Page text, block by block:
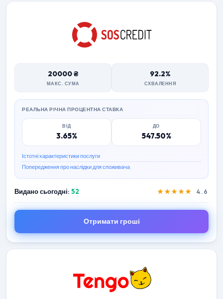
20000 ₴
МАКС. СУМА
92.2%
СХВАЛЕННЯ
РЕАЛЬНА РІЧНА ПРОЦЕНТНА СТАВКА
ВІД
3.65%
ДО
547.50%
Істотні характеристики послуги
Попередження про наслідки для споживача
Видано сьогодні: 52 ★★★★★ 4.6
Отримати гроші